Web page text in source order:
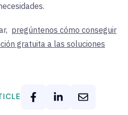
pregúntenos cómo conseguir
gratuita a las soluciones